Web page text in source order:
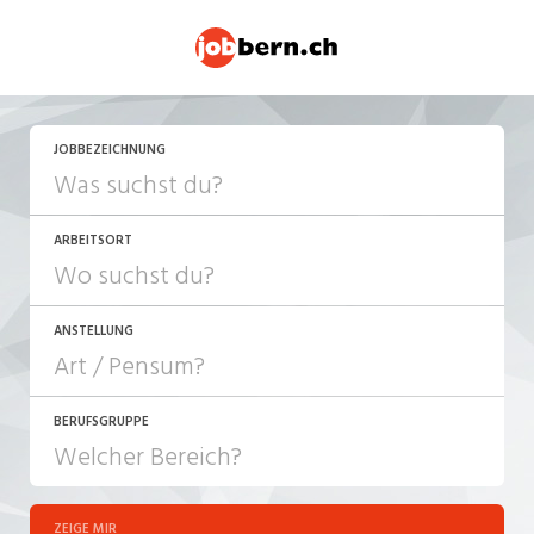
JOBBEZEICHNUNG
ARBEITSORT
ANSTELLUNG
JOB-TYP
Festanstellung
BERUFSGRUPPE
ZEIGE MIR